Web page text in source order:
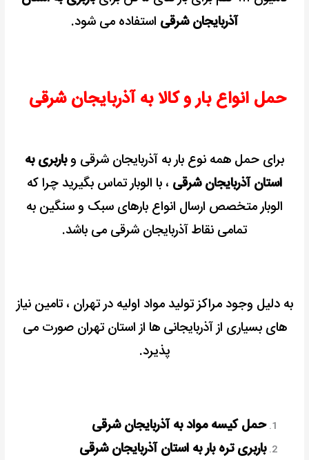
آذربایجان شرقی استفاده می شود.
حمل انواع بار و کالا به آذربایجان شرقی
برای حمل همه نوع بار به آذربایجان شرقی وباربری به
استان آذربایجان شرقی ، با الوبار تماس بگیرید چرا که
الوبار متخصص ارسال انواع بارهای سبک و سنگین به
تمامی نقاط آذربایجان شرقی می باشد.
به دلیل وجود مراکز تولید مواد اولیه در تهران ، تامین نیاز
های بسیاری از آذربایجانی ها از استان تهران صورت می
پذیرد.
حمل کیسه مواد به آذربایجان شرقی
باربری تره بار به استان آذربایجان شرقی